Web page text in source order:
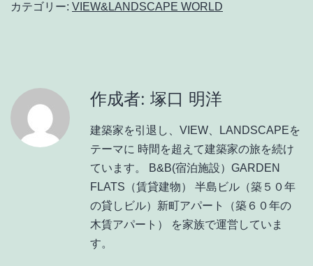
カテゴリー: VIEW&LANDSCAPE WORLD
作成者: 塚口 明洋
建築家を引退し、VIEW、LANDSCAPEを
テーマに 時間を超えて建築家の旅を続け
ています。 B&B(宿泊施設）GARDEN
FLATS（賃貸建物） 半島ビル（築５０年
の貸しビル）新町アパート（築６０年の
木賃アパート） を家族で運営していま
す。